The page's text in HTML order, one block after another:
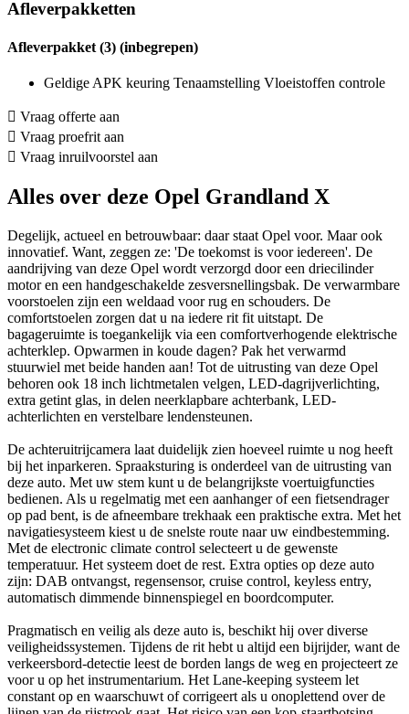
Afleverpakketten
Afleverpakket (3) (inbegrepen)
Geldige APK keuring Tenaamstelling Vloeistoffen controle
Vraag offerte aan
Vraag proefrit aan
Vraag inruilvoorstel aan
Alles over deze Opel Grandland X
Degelijk, actueel en betrouwbaar: daar staat Opel voor. Maar ook
innovatief. Want, zeggen ze: 'De toekomst is voor iedereen'. De
aandrijving van deze Opel wordt verzorgd door een driecilinder
motor en een handgeschakelde zesversnellingsbak. De verwarmbare
voorstoelen zijn een weldaad voor rug en schouders. De
comfortstoelen zorgen dat u na iedere rit fit uitstapt. De
bagageruimte is toegankelijk via een comfortverhogende elektrische
achterklep. Opwarmen in koude dagen? Pak het verwarmd
stuurwiel met beide handen aan! Tot de uitrusting van deze Opel
behoren ook 18 inch lichtmetalen velgen, LED-dagrijverlichting,
extra getint glas, in delen neerklapbare achterbank, LED-
achterlichten en verstelbare lendensteunen.
De achteruitrijcamera laat duidelijk zien hoeveel ruimte u nog heeft
bij het inparkeren. Spraaksturing is onderdeel van de uitrusting van
deze auto. Met uw stem kunt u de belangrijkste voertuigfuncties
bedienen. Als u regelmatig met een aanhanger of een fietsendrager
op pad bent, is de afneembare trekhaak een praktische extra. Met het
navigatiesysteem kiest u de snelste route naar uw eindbestemming.
Met de electronic climate control selecteert u de gewenste
temperatuur. Het systeem doet de rest. Extra opties op deze auto
zijn: DAB ontvangst, regensensor, cruise control, keyless entry,
automatisch dimmende binnenspiegel en boordcomputer.
Pragmatisch en veilig als deze auto is, beschikt hij over diverse
veiligheidssystemen. Tijdens de rit hebt u altijd een bijrijder, want de
verkeersbord-detectie leest de borden langs de weg en projecteert ze
voor u op het instrumentarium. Het Lane-keeping systeem let
constant op en waarschuwt of corrigeert als u onoplettend over de